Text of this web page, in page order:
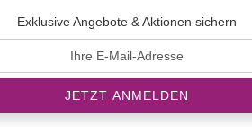
Exklusive Angebote & Aktionen sichern